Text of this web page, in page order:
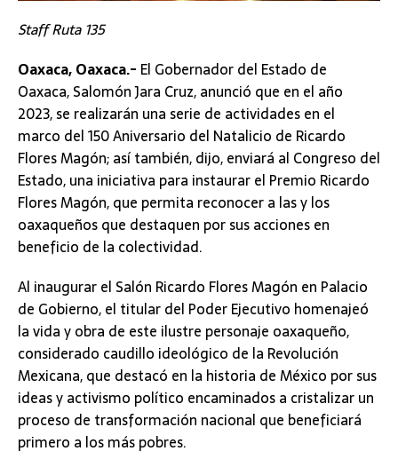
Staff Ruta 135
Oaxaca, Oaxaca.- El Gobernador del Estado de
Oaxaca, Salomón Jara Cruz, anunció que en el año
2023, se realizarán una serie de actividades en el
marco del 150 Aniversario del Natalicio de Ricardo
Flores Magón; así también, dijo, enviará al Congreso del
Estado, una iniciativa para instaurar el Premio Ricardo
Flores Magón, que permita reconocer a las y los
oaxaqueños que destaquen por sus acciones en
beneficio de la colectividad.
Al inaugurar el Salón Ricardo Flores Magón en Palacio
de Gobierno, el titular del Poder Ejecutivo homenajeó
la vida y obra de este ilustre personaje oaxaqueño,
considerado caudillo ideológico de la Revolución
Mexicana, que destacó en la historia de México por sus
ideas y activismo político encaminados a cristalizar un
proceso de transformación nacional que beneficiará
primero a los más pobres.